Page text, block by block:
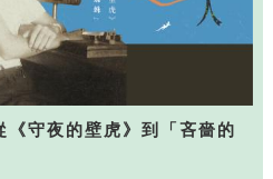
《守夜的壁虎》到「吝嗇的